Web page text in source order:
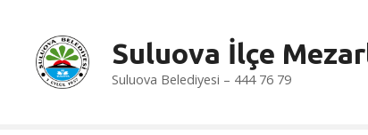
Suluova İlçe
Suluova Belediyesi – 444 76 79